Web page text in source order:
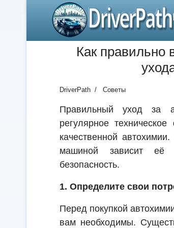
DriverPath
Как правильно
DriverPath Советы
Правильный уход за
регулярное
качественной
машиной зависит её
безопасность.
1. Определите свои
Перед покупкой
вам необходимы.